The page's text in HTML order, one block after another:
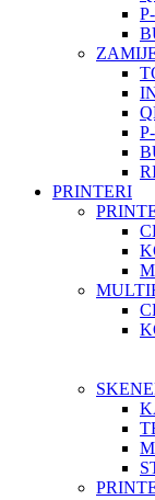
PRINTERI